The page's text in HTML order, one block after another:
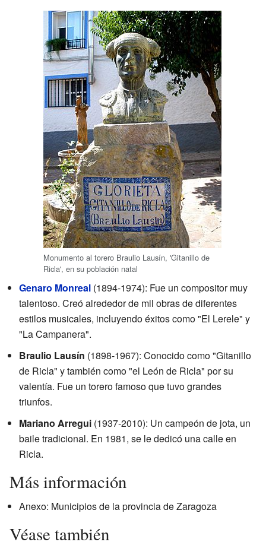
Monumento al torero Braulio Lausín, 'Gitanillo de
Ricla', en su población natal
Genaro Monreal (1894-1974): Fue un compositor muy
talentoso. Creó alrededor de mil obras de diferentes
estilos musicales, incluyendo éxitos como "El Lerele" y
"La Campanera".
Braulio Lausín (1898-1967): Conocido como "Gitanillo
de Ricla" y también como "el León de Ricla" por su
valentía. Fue un torero famoso que tuvo grandes
triunfos.
Mariano Arregui (1937-2010): Un campeón de jota, un
baile tradicional. En 1981, se le dedicó una calle en
Ricla.
Más información
Anexo: Municipios de la provincia de Zaragoza
Véase también